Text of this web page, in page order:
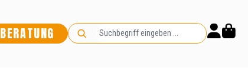
BERATUNG